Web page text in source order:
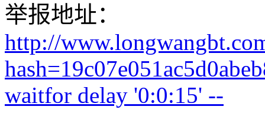
举报地址：
http://
waitfor delay '0:0:15' --